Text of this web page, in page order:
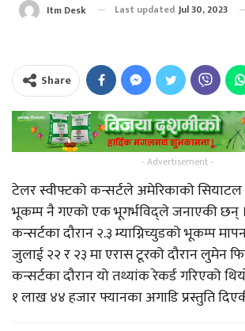
Itm Desk Last updated Jul 30, 2023
Share
- Advertisement -
टेलर स्वीफ्टको कन्सर्टले अमेरिकाको सियाटल
भूकम्प नै गएको एक भूगर्भविद्ले जनाएकी छन्
कन्सर्टका दौरान २.३ म्याग्निच्युडको भूकम्प
जुलाई २२ र २३ मा एरास टूरको दौरान लुमेन
कन्सर्टका दौरान यो तथ्यांक रेकर्ड गरिएको
१ लाख ४४ हजार फ्यानका अगाडि प्रस्तुति